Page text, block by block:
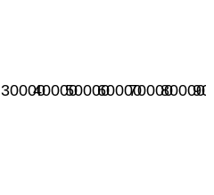
300004000050000600007000080000